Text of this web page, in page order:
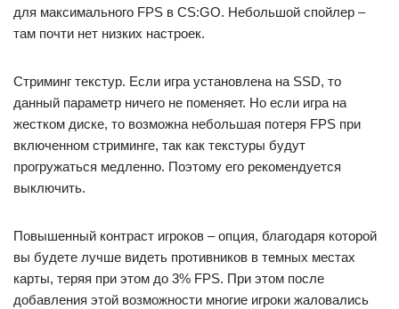
для максимального FPS в CS:GO. Небольшой спойлер –
там почти нет низких настроек.
Стриминг текстур. Если игра установлена на SSD, то
данный параметр ничего не поменяет. Но если игра на
жестком диске, то возможна небольшая потеря FPS при
включенном стриминге, так как текстуры будут
прогружаться медленно. Поэтому его рекомендуется
выключить.
Повышенный контраст игроков – опция, благодаря которой
вы будете лучше видеть противников в темных местах
карты, теряя при этом до 3% FPS. При этом после
добавления этой возможности многие игроки жаловались